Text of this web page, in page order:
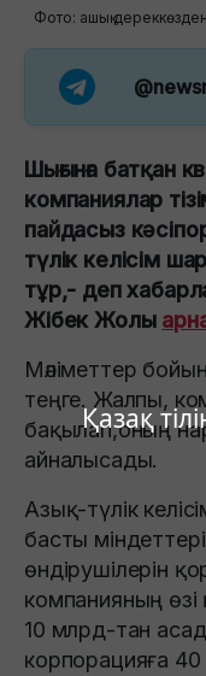
Қазақ
Фото: ашық дереккөзден
Шығынға батқан
компаниялар
пайдасыз
түлік келісім
тұр,- деп
Жібек Жолы
Мәліметтер
теңге. Жалпы,
бақылап,оның
айналысады.
Азық-түлік
басты
өндірушілерін
компанияның өзі
10 млрд-тан
корпорацияға 40